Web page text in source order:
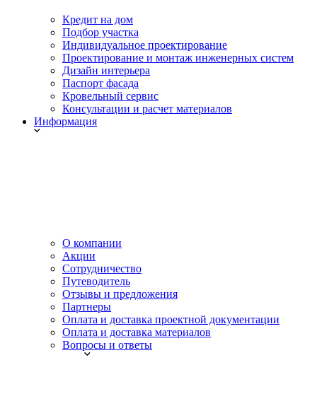
Кредит на дом
Подбор участка
Индивидуальное проектирование
Проектирование и монтаж инженерных систем
Дизайн интерьера
Паспорт фасада
Кровельный сервис
Консультации и расчет материалов
Информация
О компании
Акции
Сотрудничество
Путеводитель
Отзывы и предложения
Партнеры
Оплата и доставка проектной документации
Оплата и доставка материалов
Вопросы и ответы